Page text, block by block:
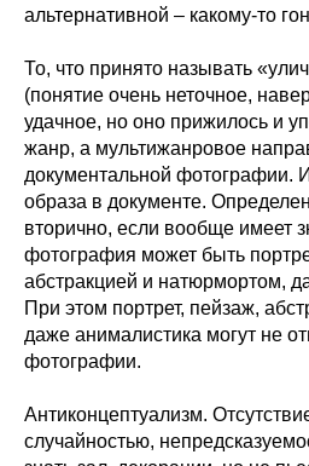
альтернативной – какому-то
То, что принято называть
(понятие очень неточное,
удачное, но оно прижилось и
жанр, а мультижанровое
документальной фотографии.
образа в документе.
вторично, если вообще имеет
фотография может быть
абстракцией и натюрмортом,
При этом портрет, пейзаж,
даже анималистика могут не
фотографии.
Антиконцептуализм.
случайностью,